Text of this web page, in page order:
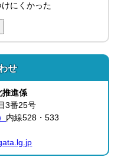
けにくかった
せ
推進係
3番25号
内線528・533